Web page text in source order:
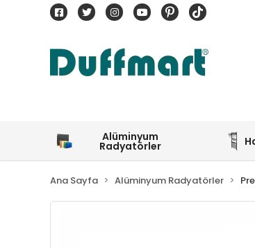
Alüminyum
Radyatörler
Ana Sayfa Alüminyum Radyatörler